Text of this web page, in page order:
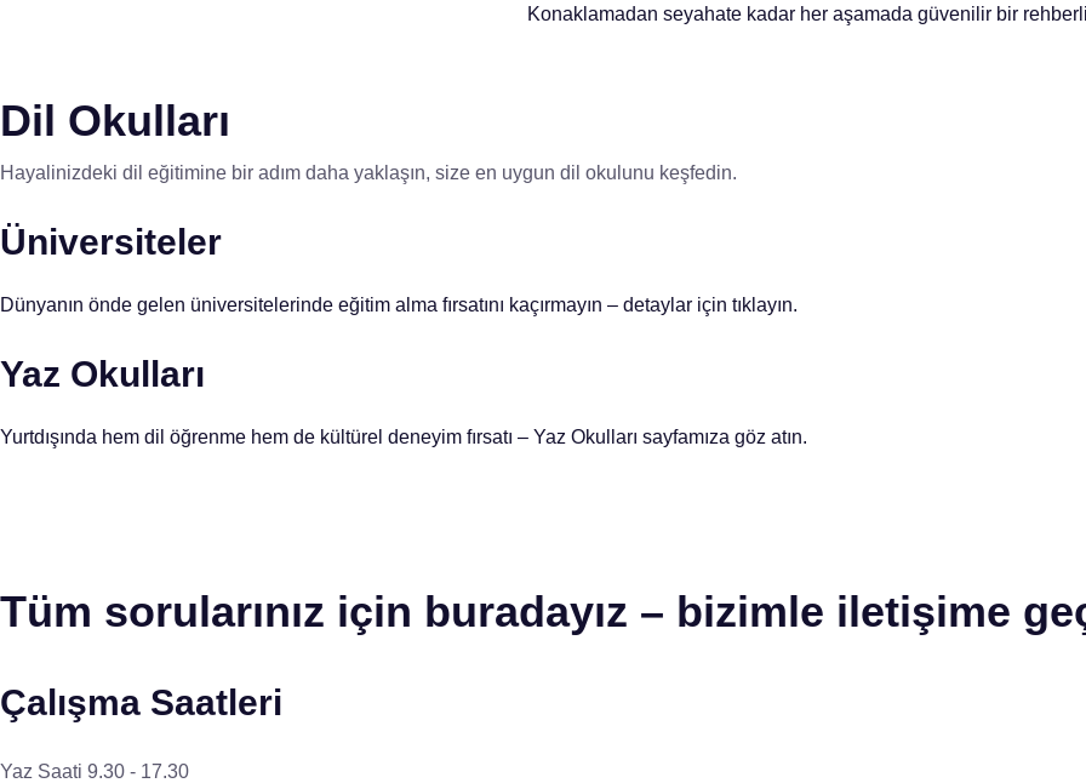
Konaklamadan seyahate kadar her aşamada güvenilir bir
Dil Okulları
Hayalinizdeki dil eğitimine bir adım daha yaklaşın, size en uygun dil okulunu keşfedin.
Üniversiteler
Dünyanın önde gelen üniversitelerinde eğitim alma fırsatını kaçırmayın – detaylar için tıklayın.
Yaz Okulları
Yurtdışında hem dil öğrenme hem de kültürel deneyim fırsatı – Yaz Okulları sayfamıza göz atın.
Tüm sorularınız için buradayız – bizimle iletişime
Çalışma Saatleri
Yaz Saati 9.30 - 17.30